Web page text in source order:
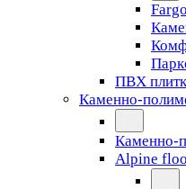
ПВХ
Каменно-
Каменно-
Alpine